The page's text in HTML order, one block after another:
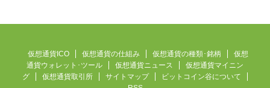
仮想通貨ICO 仮想通貨の仕組み 仮想通貨の種類･銘柄
仮想
通貨ウォレット･ツール
仮想通貨ニュース
仮想通貨マイニン
グ
仮想通貨取引所 サイトマップ
ビットコイン谷について